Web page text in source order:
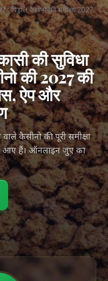
विड्रॉल कैसीनो की समीक्षा 2027:
की सुविधा
की 2027 की
ऐप और
कैसीनो की पूरी समीक्षा
आए हैं। ऑनलाइन जुए का